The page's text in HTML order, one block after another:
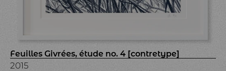
Feuilles Givrées, étude no. 4 [contretype]
2015